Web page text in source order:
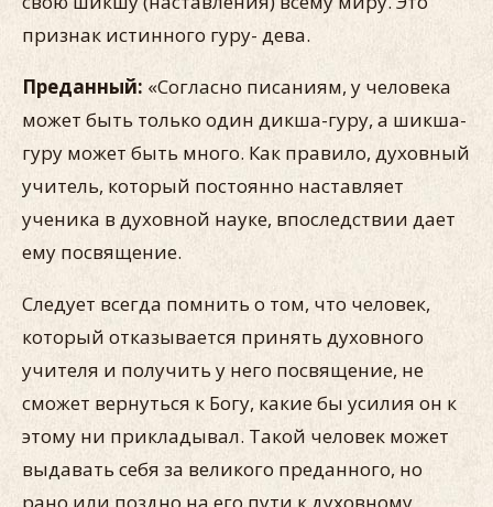
признак истинного гуру- дева.
Преданный: «Согласно писаниям, у человека
может быть только один дикша-гуру, а шикша-
гуру может быть много. Как правило, духовный
учитель, который постоянно наставляет
ученика в духовной науке, впоследствии дает
ему посвящение.
Следует всегда помнить о том, что человек,
который отказы­вается принять духовного
учителя и получить у него посвяще­ние, не
сможет вернуться к Богу, какие бы усилия он к
этому ни прикладывал. Такой человек может
выдавать себя за вели­кого преданного, но